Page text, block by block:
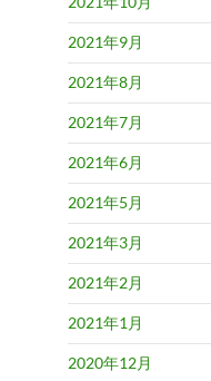
2021年9月
2021年8月
2021年7月
2021年6月
2021年5月
2021年3月
2021年2月
2021年1月
2020年12月